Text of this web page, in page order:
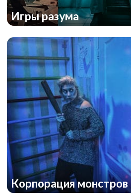
Игры разума
Корпорация монстров